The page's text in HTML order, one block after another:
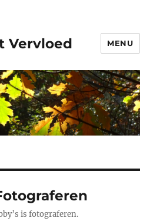
Vervloed MENU
is fotograferen.